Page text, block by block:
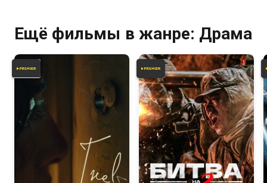
Ещё фильмы в жанре: Драма